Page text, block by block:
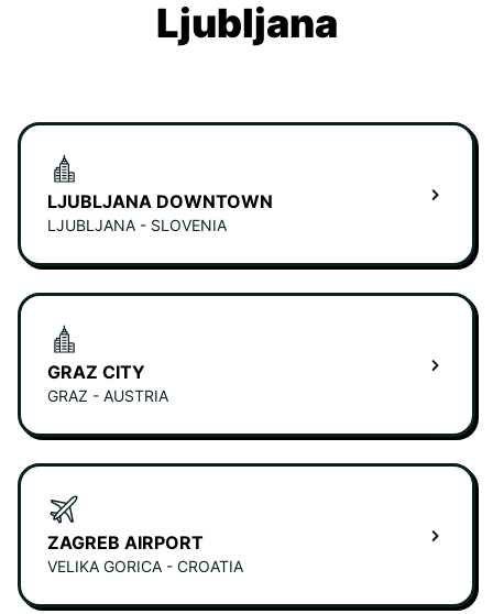
Ljubljana
LJUBLJANA DOWNTOWN
LJUBLJANA - SLOVENIA
GRAZ CITY
GRAZ - AUSTRIA
ZAGREB AIRPORT
VELIKA GORICA - CROATIA